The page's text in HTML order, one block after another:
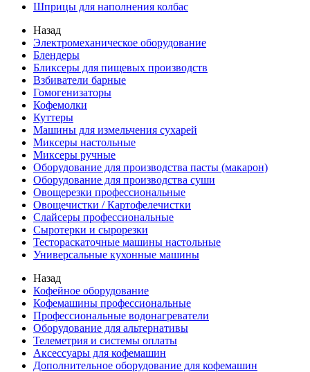
Шприцы для наполнения колбас
Назад
Электромеханическое оборудование
Блендеры
Бликсеры для пищевых производств
Взбиватели барные
Гомогенизаторы
Кофемолки
Куттеры
Машины для измельчения сухарей
Миксеры настольные
Миксеры ручные
Оборудование для производства пасты (макарон)
Оборудование для производства суши
Овощерезки профессиональные
Овощечистки / Картофелечистки
Слайсеры профессиональные
Сыротерки и сырорезки
Тестораскаточные машины настольные
Универсальные кухонные машины
Назад
Кофейное оборудование
Кофемашины профессиональные
Профессиональные водонагреватели
Оборудование для альтернативы
Телеметрия и системы оплаты
Аксессуары для кофемашин
Дополнительное оборудование для кофемашин